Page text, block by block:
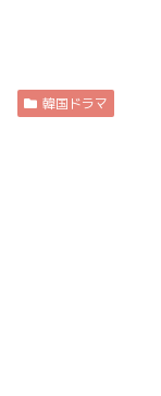
韓国ドラマ